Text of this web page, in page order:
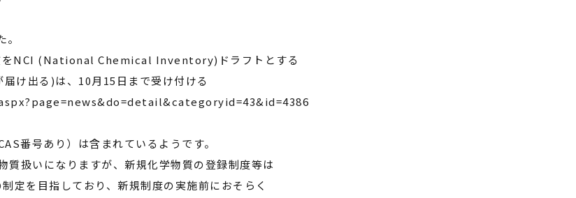
をNCI (National Chemical Inventory)ドラフトとする
け出る)は、10月15日まで受け付ける
番号あり）は含まれているようです。
質扱いになりますが、新規化学物質の登録制度等は
定を目指しており、新規制度の実施前におそらく